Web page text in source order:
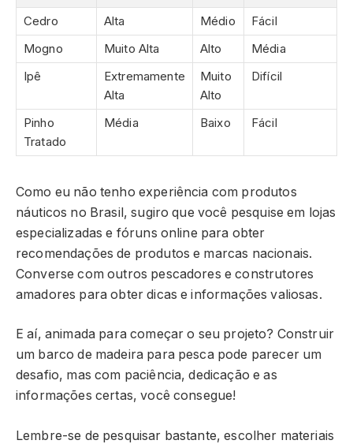
Cedro
Alta Médio
Fácil
Mogno
Muito Alta Alto
Média
Ipê
Extremamente
Alta
Muito
Alto
Difícil
Pinho
Tratado
Média Baixo Fácil
Como eu não tenho experiência com produtos
náuticos no Brasil, sugiro que você pesquise em lojas
especializadas e fóruns online para obter
recomendações de produtos e marcas nacionais.
Converse com outros pescadores e construtores
amadores para obter dicas e informações valiosas.
E aí, animada para começar o seu projeto? Construir
um barco de madeira para pesca pode parecer um
desafio, mas com paciência, dedicação e as
informações certas, você consegue!
Lembre-se de pesquisar bastante, escolher materiais